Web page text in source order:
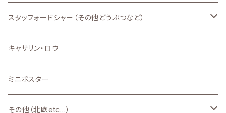
新品
新品
スタッフォードシャー（その他どうぶつなど）
新品
キャサリン・ロウ
ミニポスター
その他（北欧etc...）